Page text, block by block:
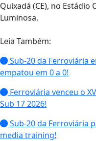
Quixadá (CE), no Estádio
Luminosa.
Leia Também:
Sub-20 da Ferroviária
empatou em 0 a 0!
Ferroviária venceu o
Sub 17 2026!
Sub-20 da Ferroviária
media training!